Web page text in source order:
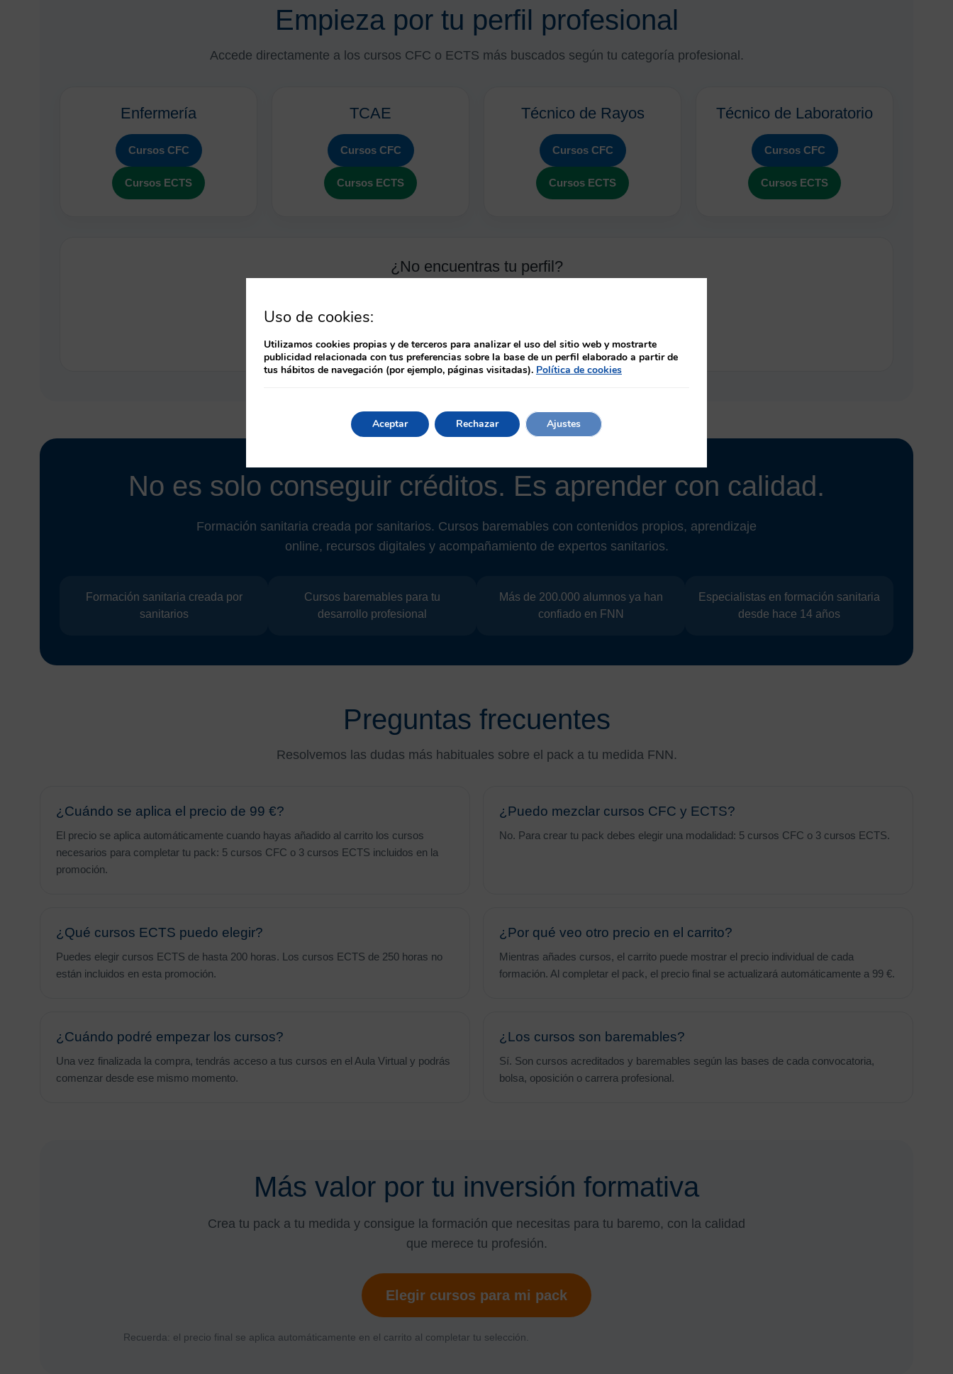
Empieza por tu perfil profesional
Accede directamente a los cursos CFC o ECTS más buscados según tu categoría profesional.
Enfermería
Cursos CFC
Cursos ECTS
TCAE
Cursos CFC
Cursos ECTS
Técnico de Rayos
Cursos CFC
Cursos ECTS
Técnico de Laboratorio
Cursos CFC
Cursos ECTS
¿No encuentras tu perfil?
No es solo conseguir créditos. Es aprender con calidad.
Formación sanitaria creada por sanitarios. Cursos baremables con contenidos propios, aprendizaje
online, recursos digitales y acompañamiento de expertos sanitarios.
Formación sanitaria creada por
sanitarios
Cursos baremables para tu
desarrollo profesional
Más de 200.000 alumnos ya han
confiado en FNN
Especialistas en formación sanitaria
desde hace 14 años
Preguntas frecuentes
Resolvemos las dudas más habituales sobre el pack a tu medida FNN.
¿Cuándo se aplica el precio de 99 €?
El precio se aplica automáticamente cuando hayas añadido al carrito los cursos
necesarios para completar tu pack: 5 cursos CFC o 3 cursos ECTS incluidos en la
promoción.
¿Puedo mezclar cursos CFC y ECTS?
No. Para crear tu pack debes elegir una modalidad: 5 cursos CFC o 3 cursos ECTS.
¿Qué cursos ECTS puedo elegir?
Puedes elegir cursos ECTS de hasta 200 horas. Los cursos ECTS de 250 horas no
están incluidos en esta promoción.
¿Por qué veo otro precio en el carrito?
Mientras añades cursos, el carrito puede mostrar el precio individual de cada
formación. Al completar el pack, el precio final se actualizará automáticamente a 99 €.
¿Cuándo podré empezar los cursos?
Una vez finalizada la compra, tendrás acceso a tus cursos en el Aula Virtual y podrás
comenzar desde ese mismo momento.
¿Los cursos son baremables?
Sí. Son cursos acreditados y baremables según las bases de cada convocatoria,
bolsa, oposición o carrera profesional.
Más valor por tu inversión formativa
Crea tu pack a tu medida y consigue la formación que necesitas para tu baremo, con la calidad
que merece tu profesión.
Elegir cursos para mi pack
Recuerda: el precio final se aplica automáticamente en el carrito al completar tu selección.
Uso de cookies:
Utilizamos cookies propias y de terceros para analizar el uso del sitio web y mostrarte
publicidad relacionada con tus preferencias sobre la base de un perfil elaborado a partir de
tus hábitos de navegación (por ejemplo, páginas visitadas). Política de cookies
Aceptar Rechazar Ajustes